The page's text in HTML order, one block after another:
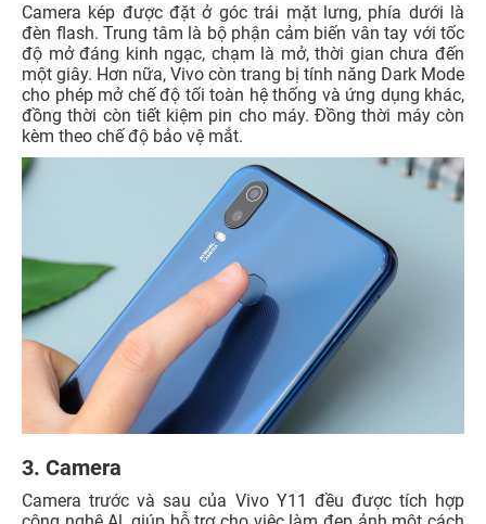
Camera kép được đặt ở góc trái mặt lưng, phía dưới là
đèn flash. Trung tâm là bộ phận cảm biến vân tay với tốc
độ mở đáng kinh ngạc, chạm là mở, thời gian chưa đến
một giây. Hơn nữa, Vivo còn trang bị tính năng Dark Mode
cho phép mở chế độ tối toàn hệ thống và ứng dụng khác,
đồng thời còn tiết kiệm pin cho máy. Đồng thời máy còn
kèm theo chế độ bảo vệ mắt.
3. Camera
Camera trước và sau của Vivo Y11 đều được tích hợp